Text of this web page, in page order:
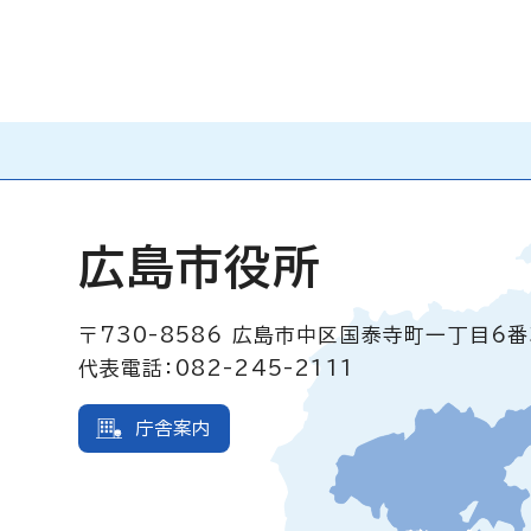
広島市役所
〒730-8586
広島市中区国泰寺町一丁目6
代表電話：082-245-2111
庁舎案内